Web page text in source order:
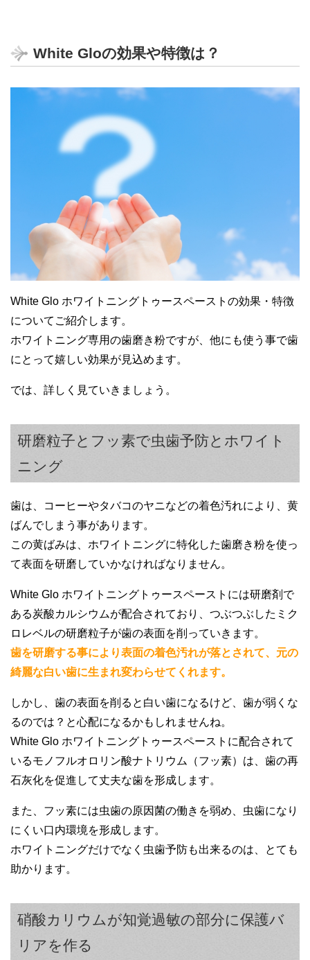
かなり高価な歯磨き粉ですが思い切って購
入してみたところ、ホワイトニング効果が
ちゃんとありました。
毎日の歯磨きで黄ばみがどんどん白くなる
のであればこの価格は安いものです。
歯磨きにはこだわりがあるため色々試して
みましたが、これはなかなか良いです。
刺激も少なくて使いやすいので気に入って
います。
レビューに惹かれて購入しましたが付属の
歯ブラシが大きくて使いにくかったです。
磨き終わりも研磨剤のつぶつぶが歯に挟ま
って気持ち悪かったので使用をやめようと
思います。
女性
使用感はまずまずですが、ホワイトニング
効果はあまりわかりませんでした。
女性
歯のホワイトニング効果はもちろん、口の
中の違和感が消えるのもすごいと思いまし
た。
安くなればリピートしやすいのに、と感じ
ます。
White Gloの効果や特徴は？
White Glo ホワイトニングトゥースペーストの効果・特徴
についてご紹介します。
ホワイトニング専用の歯磨き粉ですが、他にも使う事で歯
にとって嬉しい効果が見込めます。
では、詳しく見ていきましょう。
研磨粒子とフッ素で虫歯予防とホワイト
ニング
歯は、コーヒーやタバコのヤニなどの着色汚れにより、黄
ばんでしまう事があります。
この黄ばみは、ホワイトニングに特化した歯磨き粉を使っ
て表面を研磨していかなければなりません。
White Glo ホワイトニングトゥースペーストには研磨剤で
ある炭酸カルシウムが配合されており、つぶつぶしたミク
ロレベルの研磨粒子が歯の表面を削っていきます。
歯を研磨する事により表面の着色汚れが落とされて、元の
綺麗な白い歯に生まれ変わらせてくれます。
しかし、歯の表面を削ると白い歯になるけど、歯が弱くな
るのでは？と心配になるかもしれませんね。
White Glo ホワイトニングトゥースペーストに配合されて
いるモノフルオロリン酸ナトリウム（フッ素）は、歯の再
石灰化を促進して丈夫な歯を形成します。
また、フッ素には虫歯の原因菌の働きを弱め、虫歯になり
にくい口内環境を形成します。
ホワイトニングだけでなく虫歯予防も出来るのは、とても
助かります。
硝酸カリウムが知覚過敏の部分に保護バ
リアを作る